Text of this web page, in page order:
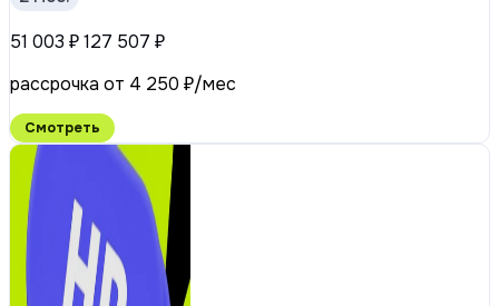
51 003 ₽127 507 ₽
рассрочка от 4 250 ₽/мес
Смотреть